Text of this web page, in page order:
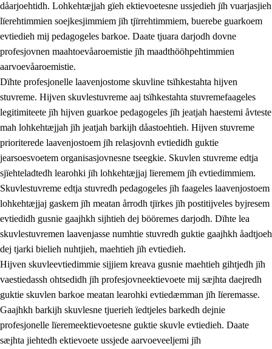
dåarjoehtidh. Lohkehtæjjah gïeh ektievoetesne ussjedieh jïh vuarjasjieh
lïerehtimmien soejkesjimmiem jïh tjïrrehtimmiem, buerebe guarkoem
evtiedieh mij pedagogeles barkoe. Daate tjuara darjodh dovne
profesjovnen maahtoevåaroemistie jïh maadthööhpehtimmien
aarvoevåaroemistie.
Dïhte profesjonelle laavenjostome skuvline tsïhkestahta hijven
stuvreme. Hijven skuvlestuvreme aaj tsïhkestahta stuvremefaageles
legitimiteete jïh hijven guarkoe pedagogeles jïh jeatjah haestemi åvteste
mah lohkehtæjjah jïh jeatjah barkijh dåastoehtieh. Hijven stuvreme
prioriterede laavenjostoem jïh relasjovnh evtiedidh guktie
jearsoesvoetem organisasjovnesne tseegkie. Skuvlen stuvreme edtja
sjïehteladtedh learohki jïh lohkehtæjjaj lïeremem jïh evtiedimmiem.
Skuvlestuvreme edtja stuvredh pedagogeles jïh faageles laavenjostoem
lohkehtæjjaj gaskem jïh meatan årrodh tjïrkes jïh postitijveles byjresem
evtiedidh gusnie gaajhkh sijhtieh dej bööremes darjodh. Dïhte lea
skuvlestuvremen laavenjasse numhtie stuvredh guktie gaajhkh åadtjoeh
dej tjarki bielieh nuhtjieh, maehtieh jïh evtiedieh.
Hijven skuvleevtiedimmie sijjiem kreava gusnie maehtieh gihtjedh jïh
vaestiedassh ohtsedidh jïh profesjovneektievoete mij sæjhta daejredh
guktie skuvlen barkoe meatan learohki evtiedæmman jïh lïeremasse.
Gaajhkh barkijh skuvlesne tjuerieh ïedtjeles barkedh dejnie
profesjonelle lïeremeektievoetesne guktie skuvle evtiedieh. Daate
sæjhta jiehtedh ektievoete ussjede aarvoeveeljemi jïh